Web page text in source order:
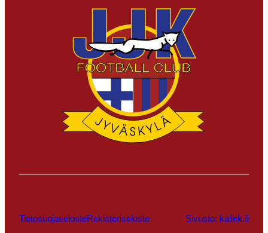
TietosuojaselosteRekisteriseloste Sivusto: kallek.fi